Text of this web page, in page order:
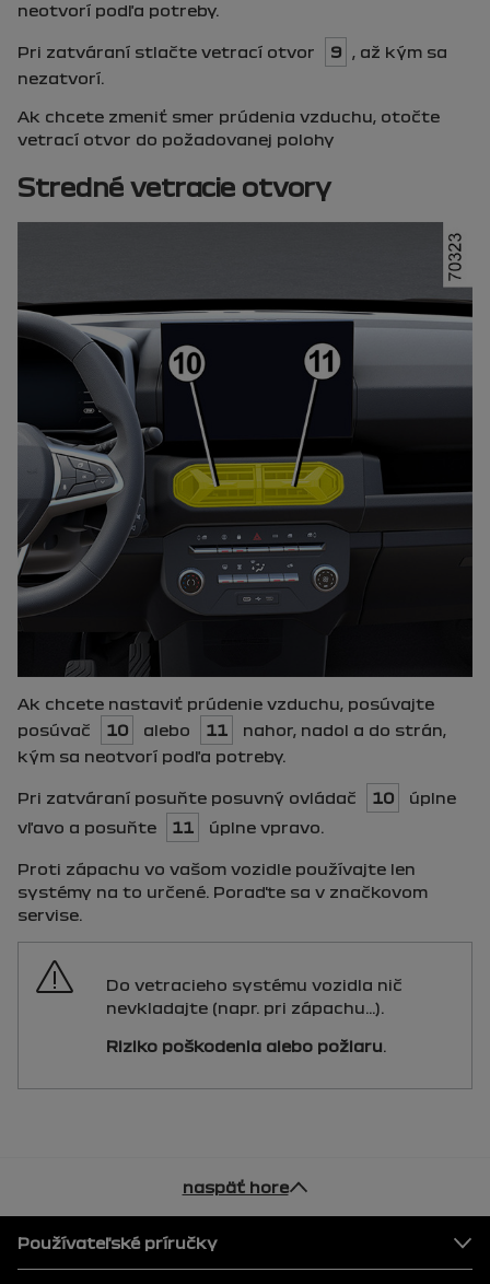
neotvorí podľa potreby.
Pri zatváraní stlačte vetrací otvor 9
, až kým sa
nezatvorí.
Ak chcete zmeniť smer prúdenia vzduchu, otočte
vetrací otvor do požadovanej polohy
Stredné vetracie otvory
Ak chcete nastaviť prúdenie vzduchu, posúvajte
posúvač
10 alebo 11
nahor, nadol a do strán,
kým sa neotvorí podľa potreby.
Pri zatváraní posuňte posuvný ovládač 10
úplne
vľavo a posuňte
11 úplne vpravo.
Proti zápachu vo vašom vozidle používajte len
systémy na to určené. Poraďte sa v značkovom
servise.
Do vetracieho systému vozidla nič
nevkladajte (napr. pri zápachu...).
Riziko poškodenia alebo požiaru.
naspäť hore
pätka
Používateľské príručky